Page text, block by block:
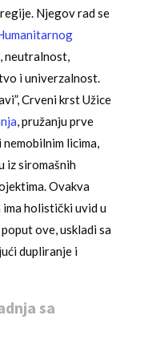
Njegov rad se
neutralnost,
i univerzalnost.
Crveni krst Užice
, pružanju prve
licima,
iz siromašnih
Ovakva
holistički uvid u
ove, uskladi sa
dupliranje i
sa